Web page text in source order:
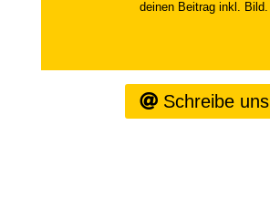
deinen Beitrag inkl. Bild.
Schreibe uns